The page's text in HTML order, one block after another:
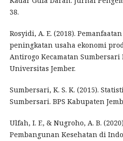
38.
Rosyidi, A. E. (2018).
peningkatan usaha ekonomi
Antirogo Kecamatan Sumbersari
Universitas Jember.
Sumbersari, K. S. K. (2015).
Sumbersari. BPS Kabupaten
Ulfah, I. F., & Nugroho, A. B.
Pembangunan Kesehatan di